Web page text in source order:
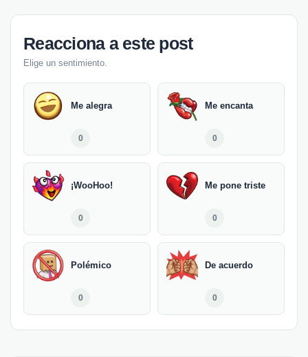
Reacciona a este post
Elige un sentimiento.
Me alegra
0
Me encanta
0
¡WooHoo!
0
Me pone triste
0
Polémico
0
De acuerdo
0